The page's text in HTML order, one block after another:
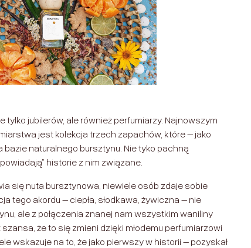
tylko jubilerów, ale również perfumiarzy. Najnowszym
jest kolekcja trzech zapachów, które – jako
bazie naturalnego bursztynu. Nie tyko pachną
historie z nim związane.
się nuta bursztynowa, niewiele osób zdaje sobie
tego akordu – ciepła, słodkawa, żywiczna – nie
ale z połączenia znanej nam wszystkim waniliny
że to się zmieni dzięki młodemu perfumiarzowi
wskazuje na to, że jako pierwszy w historii – pozyskał